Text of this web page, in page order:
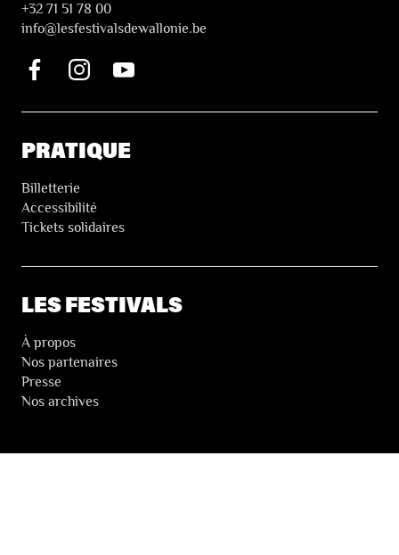
+32 71 51 78 00
info@lesfestivalsdewallonie.be
PRATIQUE
Billetterie
Accessibilité
Tickets solidaires
LES FESTIVALS
À propos
Nos partenaires
Presse
Nos archives